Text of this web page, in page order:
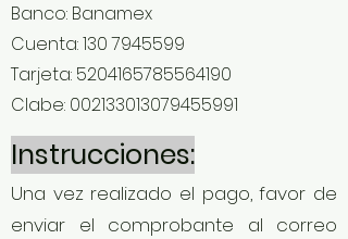
Banco: Banamex
Cuenta:130 7945599
Tarjeta: 5204165785564190
Clabe: 002133013079455991
Instrucciones:
Una vez realizado el pago, favor de
enviar el comprobante al correo